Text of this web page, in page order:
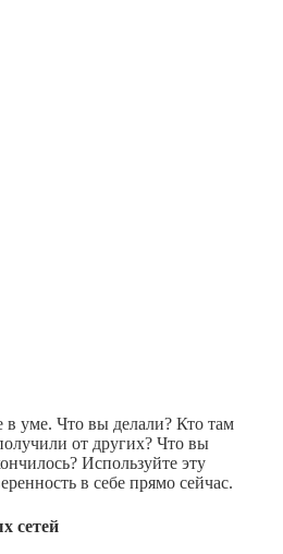
в уме. Что вы делали? Кто там
от других? Что вы
Используйте эту
в себе прямо сейчас.
сетей